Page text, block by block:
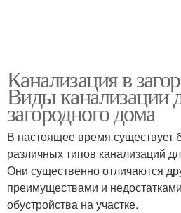
Канализация в
Виды канализации
загородного дома
В настоящее время существует
различных типов канализаций
Они существенно отличаются
преимуществами и
обустройства на участке.